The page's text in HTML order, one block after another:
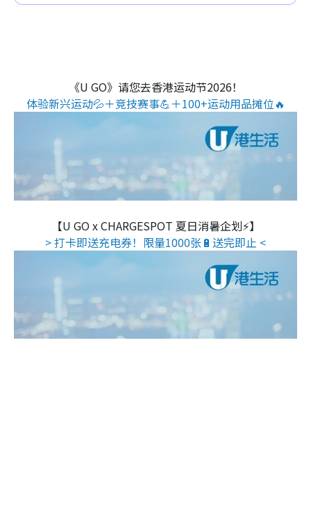
《U GO》请您去香港运动节2026！
体验新兴运动💦＋竞技赛事💪＋100+运动用品摊位🔥
【U GO x CHARGESPOT 夏日消暑企划⚡】
> 打卡即送充电券！限量1000张🔋送完即止 <